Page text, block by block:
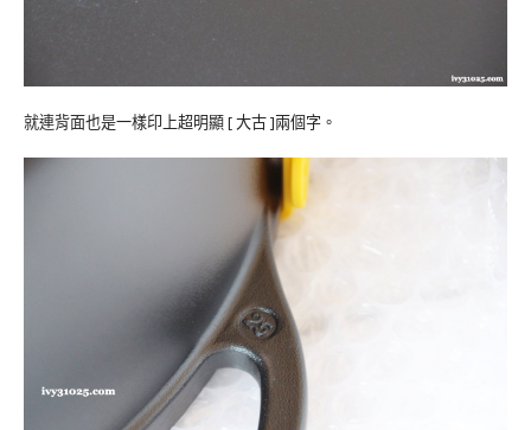
就連背面也是一樣印上超明顯 [ 大古 ]兩個字。